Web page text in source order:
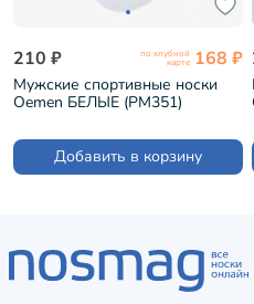
210 ₽ по клубной
карте 168 ₽
Мужские спортивные носки
Oemen БЕЛЫЕ (PM351)
Добавить в корзину